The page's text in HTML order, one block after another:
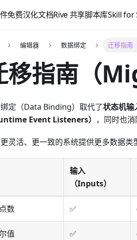
免费汉化文档Rive 共享脚本库Skill for
编辑器 数据绑定 迁移指南
移指南（
定（Data Binding）取代了状态机
Event Listeners） ，同时也
灵活、更一致的系统提供更多数据类
输入
（Inputs）
数 ✅
值 ✅